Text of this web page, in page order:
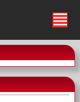
ś